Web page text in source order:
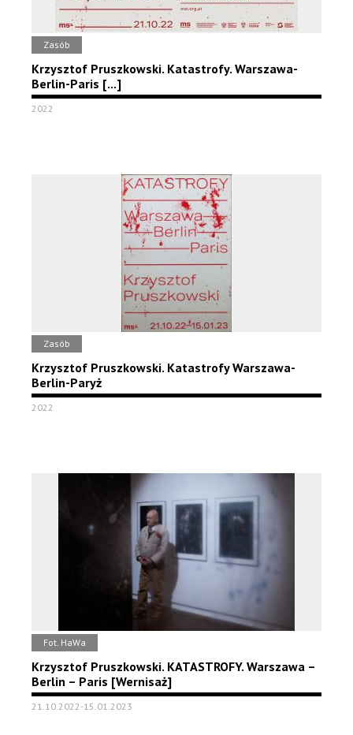
Zasób
Krzysztof Pruszkowski. Katastrofy. Warszawa-
Berlin-Paris [...]
2022
Zasób
Krzysztof Pruszkowski. Katastrofy Warszawa-
Berlin-Paryż
2022
Fot. HaWa
Krzysztof Pruszkowski. KATASTROFY. Warszawa –
Berlin – Paris [Wernisaż]
21.10.2022-15.01.2023